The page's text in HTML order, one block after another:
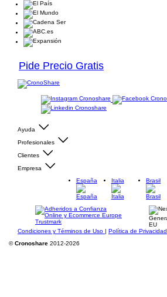
Pide Precio Gratis
Ayuda
Profesionales
Clientes
Empresa
España
Italia Brasil
Condiciones y Términos de Uso | Política de Privacidad
©Cronoshare 2012-2026